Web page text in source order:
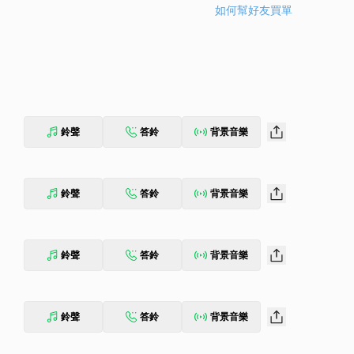
如何幫好友買單
鈴聲 答鈴 背景音樂
鈴聲 答鈴 背景音樂
鈴聲 答鈴 背景音樂
鈴聲 答鈴 背景音樂